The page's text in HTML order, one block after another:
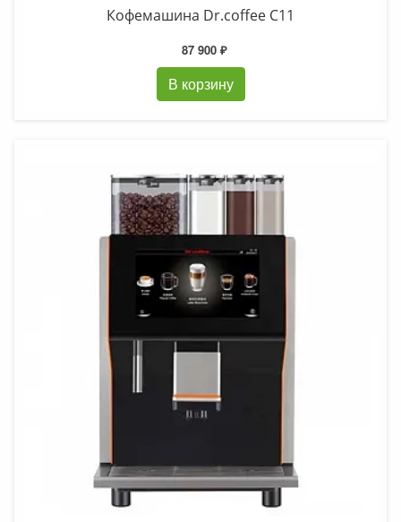
Кофемашина Dr.coffee C11
87 900 ₽
В корзину